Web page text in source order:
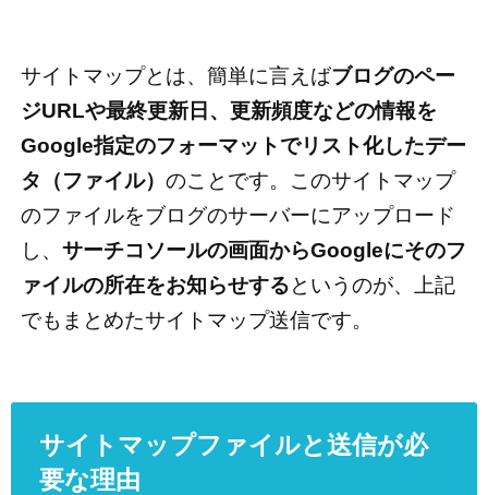
サイトマップとは、簡単に言えばブログのペー
ジURLや最終更新日、更新頻度などの情報を
Google指定のフォーマットでリスト化したデー
タ（ファイル） のことです。このサイトマップ
のファイルをブログのサーバーにアップロード
し、 サーチコソールの画面からGoogleにそのフ
ァイルの所在をお知らせするというのが、上記
でもまとめたサイトマップ送信です。
サイトマップファイルと送信が必
要な理由